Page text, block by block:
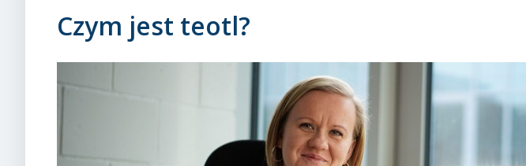
Czym jest teotl?